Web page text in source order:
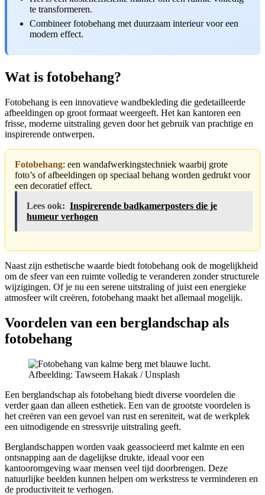
te transformeren.
Combineer fotobehang met duurzaam interieur voor een
modern effect.
Wat is fotobehang?
Fotobehang is een innovatieve wandbekleding die gedetailleerde
afbeeldingen op groot formaat weergeeft. Het kan kantoren een
frisse, moderne uitstraling geven door het gebruik van prachtige en
inspirerende ontwerpen.
Fotobehang: een wandafwerkingstechniek waarbij grote
foto’s of afbeeldingen op speciaal behang worden gedrukt voor
een decoratief effect.
Lees ook: Inspirerende badkamerposters die je
humeur verhogen
Naast zijn esthetische waarde biedt fotobehang ook de mogelijkheid
om de sfeer van een ruimte volledig te veranderen zonder structurele
wijzigingen. Of je nu een serene uitstraling of juist een energieke
atmosfeer wilt creëren, fotobehang maakt het allemaal mogelijk.
Voordelen van een berglandschap als
fotobehang
Afbeelding: Tawseem Hakak / Unsplash
Een berglandschap als fotobehang biedt diverse voordelen die
verder gaan dan alleen esthetiek. Een van de grootste voordelen is
het creëren van een gevoel van rust en sereniteit, wat de werkplek
een uitnodigende en stressvrije uitstraling geeft.
Berglandschappen worden vaak geassocieerd met kalmte en een
ontsnapping aan de dagelijkse drukte, ideaal voor een
kantooromgeving waar mensen veel tijd doorbrengen. Deze
natuurlijke beelden kunnen helpen om werkstress te verminderen en
de productiviteit te verhogen.